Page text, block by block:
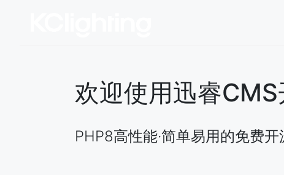
欢迎使用迅睿CMS
PHP8高性能·简单易用的免费开